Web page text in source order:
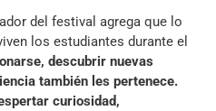
del festival agrega que lo
los estudiantes durante el
descubrir nuevas
también les pertenece.
curiosidad,